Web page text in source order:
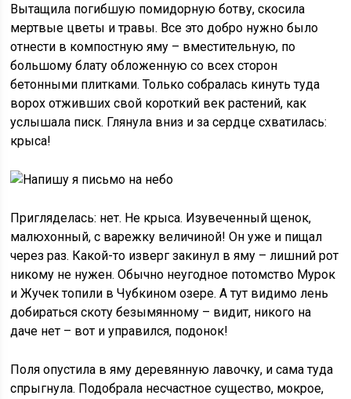
Вытащила погибшую помидорную ботву, скосила
мертвые цветы и травы. Все это добро нужно было
отнести в компостную яму – вместительную, по
большому блату обложенную со всех сторон
бетонными плитками. Только собралась кинуть туда
ворох отживших свой короткий век растений, как
услышала писк. Глянула вниз и за сердце схватилась:
крыса!
Пригляделась: нет. Не крыса. Изувеченный щенок,
малюхонный, с варежку величиной! Он уже и пищал
через раз. Какой-то изверг закинул в яму – лишний рот
никому не нужен. Обычно неугодное потомство Мурок
и Жучек топили в Чубкином озере. А тут видимо лень
добираться скоту безымянному – видит, никого на
даче нет – вот и управился, подонок!
Поля опустила в яму деревянную лавочку, и сама туда
спрыгнула. Подобрала несчастное существо, мокрое,